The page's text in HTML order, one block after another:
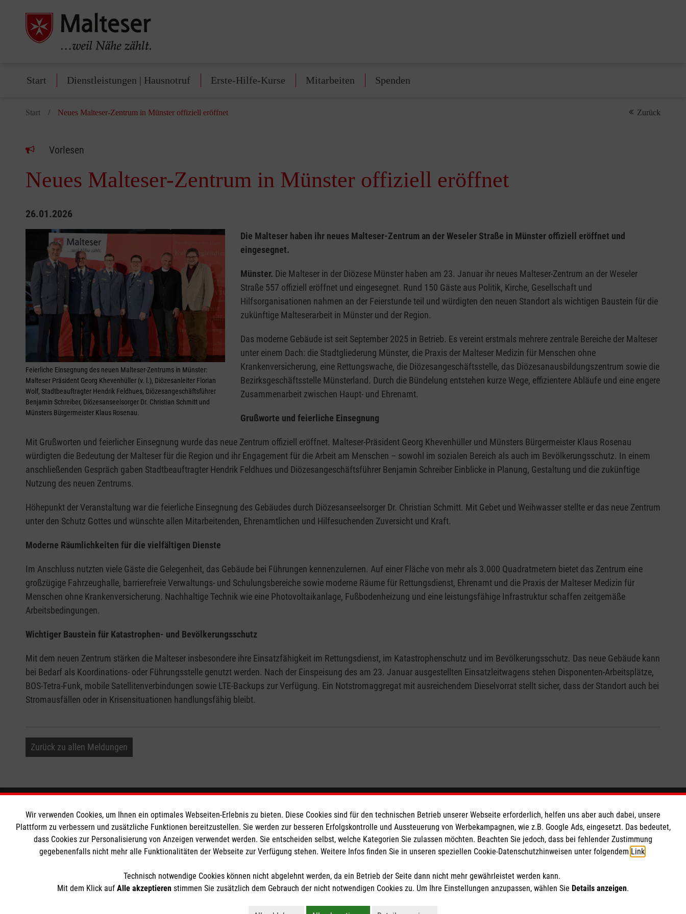
Start Dienstleistungen | Hausnotruf Erste-Hilfe-Kurse Mitarbeiten Spenden
Start Neues Malteser-Zentrum in Münster offiziell eröffnet Zurück
Vorlesen
Neues Malteser-Zentrum in Münster offiziell eröffnet
26.01.2026
Feierliche Einsegnung des neuen Malteser-Zentrums in Münster:
Malteser Präsident Georg Khevenhüller (v. l.), Diözesanleiter Florian
Wolf, Stadtbeauftragter Hendrik Feldhues, Diözesangeschäftsführer
Benjamin Schreiber, Diözesanseelsorger Dr. Christian Schmitt und
Münsters Bürgermeister Klaus Rosenau.
Die Malteser haben ihr neues Malteser-Zentrum an der Weseler Straße in Münster offiziell eröffnet und
eingesegnet.
Münster. Die Malteser in der Diözese Münster haben am 23. Januar ihr neues Malteser-Zentrum an der Weseler
Straße 557 offiziell eröffnet und eingesegnet. Rund 150 Gäste aus Politik, Kirche, Gesellschaft und
Hilfsorganisationen nahmen an der Feierstunde teil und würdigten den neuen Standort als wichtigen Baustein für die
zukünftige Malteserarbeit in Münster und der Region.
Das moderne Gebäude ist seit September 2025 in Betrieb. Es vereint erstmals mehrere zentrale Bereiche der Malteser
unter einem Dach: die Stadtgliederung Münster, die Praxis der Malteser Medizin für Menschen ohne
Krankenversicherung, eine Rettungswache, die Diözesangeschäftsstelle, das Diözesanausbildungszentrum sowie die
Bezirksgeschäftsstelle Münsterland. Durch die Bündelung entstehen kurze Wege, effizientere Abläufe und eine engere
Zusammenarbeit zwischen Haupt- und Ehrenamt.
Grußworte und feierliche Einsegnung
Mit Grußworten und feierlicher Einsegnung wurde das neue Zentrum offiziell eröffnet. Malteser-Präsident Georg Khevenhüller und Münsters Bürgermeister Klaus Rosenau
würdigten die Bedeutung der Malteser für die Region und ihr Engagement für die Arbeit am Menschen – sowohl im sozialen Bereich als auch im Bevölkerungsschutz. In einem
anschließenden Gespräch gaben Stadtbeauftragter Hendrik Feldhues und Diözesangeschäftsführer Benjamin Schreiber Einblicke in Planung, Gestaltung und die zukünftige
Nutzung des neuen Zentrums.
Höhepunkt der Veranstaltung war die feierliche Einsegnung des Gebäudes durch Diözesanseelsorger Dr. Christian Schmitt. Mit Gebet und Weihwasser stellte er das neue Zentrum
unter den Schutz Gottes und wünschte allen Mitarbeitenden, Ehrenamtlichen und Hilfesuchenden Zuversicht und Kraft.
Moderne Räumlichkeiten für die vielfältigen Dienste
Im Anschluss nutzten viele Gäste die Gelegenheit, das Gebäude bei Führungen kennenzulernen. Auf einer Fläche von mehr als 3.000 Quadratmetern bietet das Zentrum eine
großzügige Fahrzeughalle, barrierefreie Verwaltungs- und Schulungsbereiche sowie moderne Räume für Rettungsdienst, Ehrenamt und die Praxis der Malteser Medizin für
Menschen ohne Krankenversicherung. Nachhaltige Technik wie eine Photovoltaikanlage, Fußbodenheizung und eine leistungsfähige Infrastruktur schaffen zeitgemäße
Arbeitsbedingungen.
Wichtiger Baustein für Katastrophen- und Bevölkerungsschutz
Mit dem neuen Zentrum stärken die Malteser insbesondere ihre Einsatzfähigkeit im Rettungsdienst, im Katastrophenschutz und im Bevölkerungsschutz. Das neue Gebäude kann
bei Bedarf als Koordinations- oder Führungsstelle genutzt werden. Nach der Einspeisung des am 23. Januar ausgestellten Einsatzleitwagens stehen Disponenten-Arbeitsplätze,
BOS-Tetra-Funk, mobile Satellitenverbindungen sowie LTE-Backups zur Verfügung. Ein Notstromaggregat mit ausreichendem Dieselvorrat stellt sicher, dass der Standort auch bei
Stromausfällen oder in Krisensituationen handlungsfähig bleibt.
Zurück zu allen Meldungen
Informationen
Impressum
Datenschutz
Die Malteser
Malteser in Deutschland
Malteserorden
Spendenkonto
Empfänger: Malteser Hilfsdienst e.V.
Bank: Pax-Bank für Kirche und Caritas eG
BIC: GENODED1PA7
So finden Sie uns
Hellweg 267
45721 Haltern am See
info.haltern@malteser.org
Wir verwenden Cookies, um Ihnen ein optimales Webseiten-Erlebnis zu bieten. Diese Cookies sind für den technischen Betrieb unserer Webseite erforderlich, helfen uns aber auch dabei, unsere
Plattform zu verbessern und zusätzliche Funktionen bereitzustellen. Sie werden zur besseren Erfolgskontrolle und Aussteuerung von Werbekampagnen, wie z.B. Google Ads, eingesetzt. Das bedeutet,
dass Cookies zur Personalisierung von Anzeigen verwendet werden. Sie entscheiden selbst, welche Kategorien Sie zulassen möchten. Beachten Sie jedoch, dass bei fehlender Zustimmung
gegebenenfalls nicht mehr alle Funktionalitäten der Webseite zur Verfügung stehen. Weitere Infos finden Sie in unseren speziellen Cookie-Datenschutzhinweisen unter folgendem Link
Technisch notwendige Cookies können nicht abgelehnt werden, da ein Betrieb der Seite dann nicht mehr gewährleistet werden kann.
Mit dem Klick auf Alle akzeptieren stimmen Sie zusätzlich dem Gebrauch der nicht notwendigen Cookies zu. Um Ihre Einstellungen anzupassen, wählen Sie Details anzeigen.